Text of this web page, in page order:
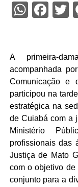
A primeira-
acompanhada
Comunicação e
participou na
estratégica na
de Cuiabá com a
Ministério
profissionais das
Justiça de Mato
com o objetivo
conjunto para a